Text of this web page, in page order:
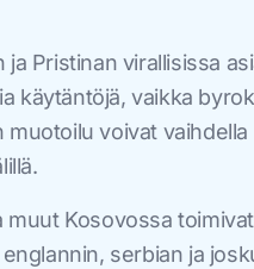
Pristinan virallisissa
käytäntöjä, vaikka
voivat vaihdella
muut Kosovossa
serbian ja